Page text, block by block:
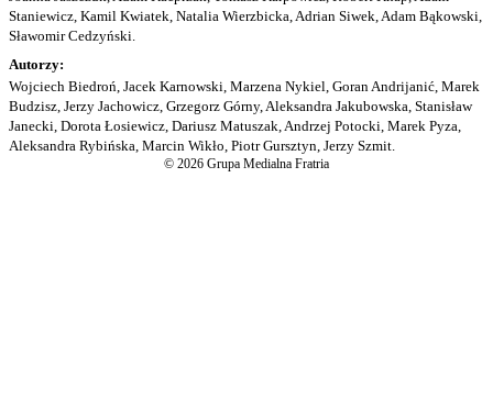
Staniewicz, Kamil Kwiatek, Natalia Wierzbicka, Adrian Siwek, Adam Bąkowski,
Sławomir Cedzyński.
Autorzy:
Wojciech Biedroń, Jacek Karnowski, Marzena Nykiel, Goran Andrijanić, Marek
Budzisz, Jerzy Jachowicz, Grzegorz Górny, Aleksandra Jakubowska, Stanisław
Janecki, Dorota Łosiewicz, Dariusz Matuszak, Andrzej Potocki, Marek Pyza,
Aleksandra Rybińska, Marcin Wikło, Piotr Gursztyn, Jerzy Szmit.
© 2026 Grupa Medialna Fratria